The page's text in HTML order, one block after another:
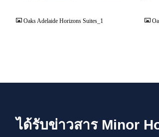
Oaks Adelaide Horizons Suites_1
ได้รับข่าวสาร Minor